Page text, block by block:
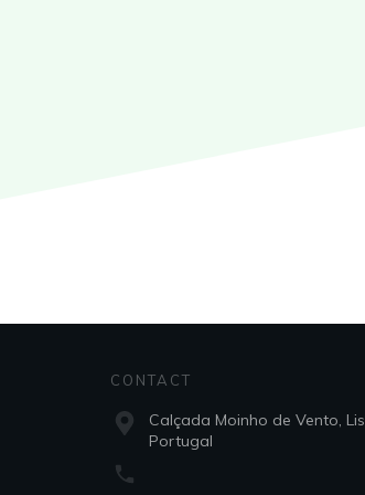
CONTACT
Calçada Moinho de Vento,
Portugal